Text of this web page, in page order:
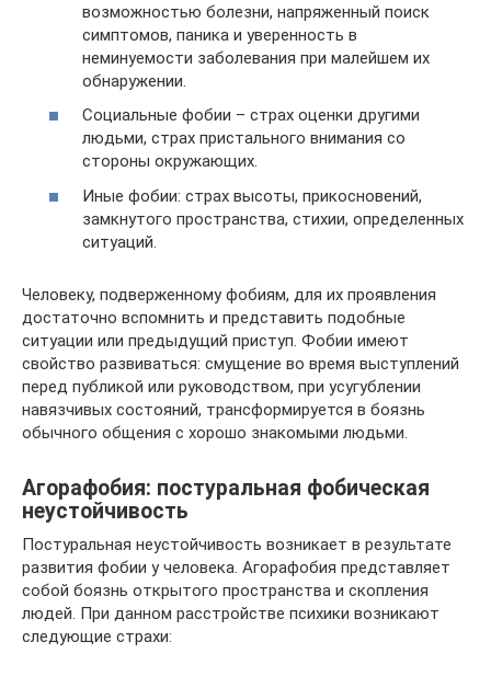
возможностью болезни, напряженный поиск
симптомов, паника и уверенность в
неминуемости заболевания при малейшем их
обнаружении.
Социальные фобии – страх оценки другими
людьми, страх пристального внимания со
стороны окружающих.
Иные фобии: страх высоты, прикосновений,
замкнутого пространства, стихии, определенных
ситуаций.
Человеку, подверженному фобиям, для их проявления
достаточно вспомнить и представить подобные
ситуации или предыдущий приступ. Фобии имеют
свойство развиваться: смущение во время выступлений
перед публикой или руководством, при усугублении
навязчивых состояний, трансформируется в боязнь
обычного общения с хорошо знакомыми людьми.
Агорафобия: постуральная фобическая
неустойчивость
Постуральная неустойчивость возникает в результате
развития фобии у человека. Агорафобия представляет
собой боязнь открытого пространства и скопления
людей. При данном расстройстве психики возникают
следующие страхи: